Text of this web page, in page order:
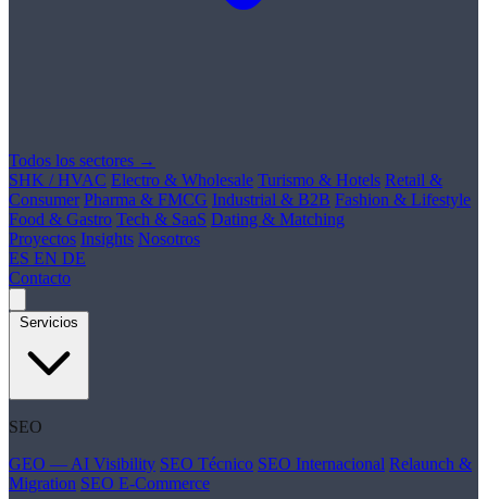
Todos los sectores →
SHK / HVAC Electro & Wholesale Turismo & Hotels Retail &
Consumer Pharma & FMCG Industrial & B2B Fashion & Lifestyle
Food & Gastro Tech & SaaS Dating & Matching
Proyectos Insights Nosotros
ES EN DE
Contacto
Servicios
SEO
GEO — AI Visibility SEO Técnico SEO Internacional Relaunch &
Migration SEO E-Commerce